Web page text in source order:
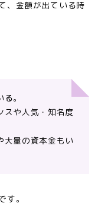
、金額が出ている時
。
スや人気・知名度
大量の資本金もい
す。